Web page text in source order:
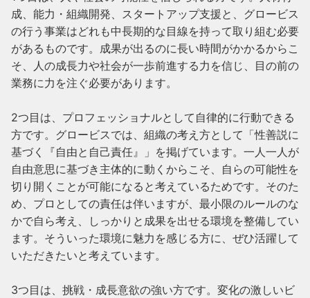
成、能力・組織開発、スタートアップ支援と、グロービス
の行う事業はどれも中長期的な目線を持って取り組む必要
があるものです。成果が出るのに長い時間がかかるからこ
そ、人の成長力や社会が一歩前進する力を信じ、目の前の
業務に力を注ぐ必要があります。
2つ目は、プロフェッショナルとして自律的に行動できる
方です。グロービスでは、組織の考え方として「性善説に
基づく『自由と自己責任』」を掲げています。一人一人が
自由意思に基づき主体的に動くからこそ、自らの可能性を
切り開くことが可能になると考えているためです。そのた
め、プロとしての責任は伴いますが、最小限のルールのな
かで自ら考え、しっかりと成果を出せる環境を整備してい
ます。そういった環境に魅力を感じる方に、ぜひ活躍して
いただきたいと考えています。
3つ目は、挑戦・成長意欲の強い方です。変化の激しいビ